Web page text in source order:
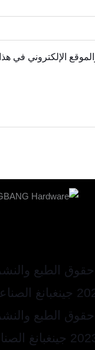
الإلكتروني في
حقوق الطبع
2023 جينغبانغ
حقوق الطبع
جينغبانغ الصناعية